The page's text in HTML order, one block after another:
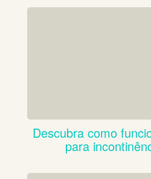
Descubra como
para